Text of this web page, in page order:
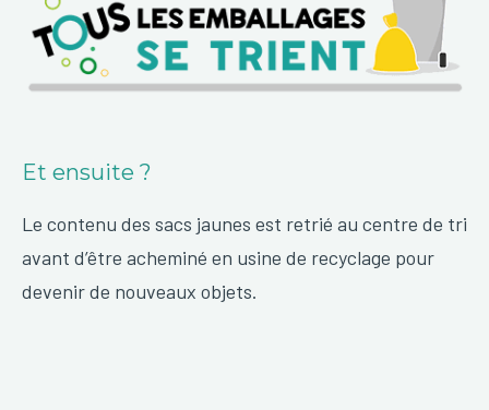
Et ensuite ?
Le contenu des sacs jaunes est retrié au centre de tri
avant d’être acheminé en usine de recyclage pour
devenir de nouveaux objets.